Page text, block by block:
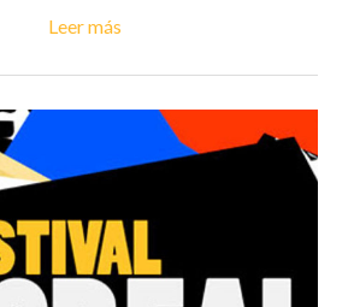
Leer más